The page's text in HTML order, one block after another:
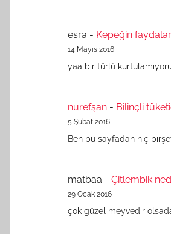
esra - Kepeğin
14 Mayıs 2016
yaa bir türlü
nurefşan - Bilinçli
5 Şubat 2016
Ben bu sayfadan hiç
matbaa - Çitlembik
29 Ocak 2016
çok güzel meyvedir